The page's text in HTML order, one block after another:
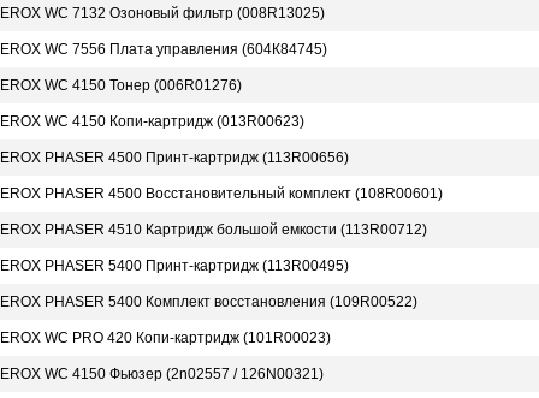
WC 7132 Озоновый фильтр (008R13025)
WC 7556 Плата управления (604К84745)
WC 4150 Тонер (006R01276)
WC 4150 Копи-картридж (013R00623)
PHASER 4500 Принт-картридж (113R00656)
PHASER 4500 Восстановительный комплект (108R00601)
PHASER 4510 Картридж большой емкости (113R00712)
PHASER 5400 Принт-картридж (113R00495)
PHASER 5400 Комплект восстановления (109R00522)
WC PRO 420 Копи-картридж (101R00023)
WC 4150 Фьюзер (2n02557 / 126N00321)